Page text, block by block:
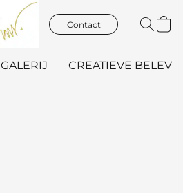
Contact
GALERIJ CREATIEVE